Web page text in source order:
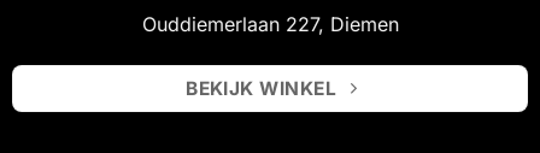
Ouddiemerlaan 227, Diemen
BEKIJK WINKEL